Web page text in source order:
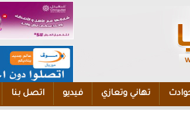
تهاني وتعازي فيديو اتصل بنا